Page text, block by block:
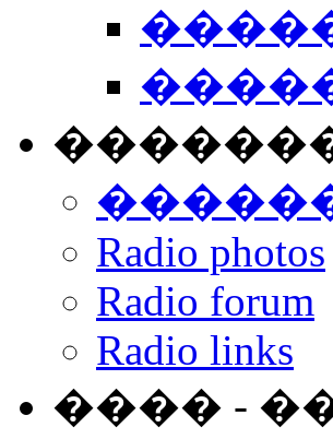
Radio photos
Radio forum
Radio links
���� -